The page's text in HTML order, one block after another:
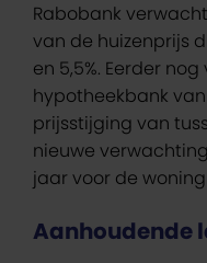
Rabobank
van de huizenprijs
en 5,5%. Eerder
hypotheekbank
prijsstijging van
nieuwe
jaar voor de
Aanhoudende